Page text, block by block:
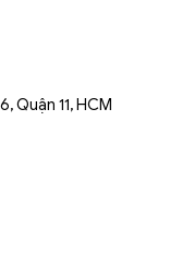
Quận 11, HCM